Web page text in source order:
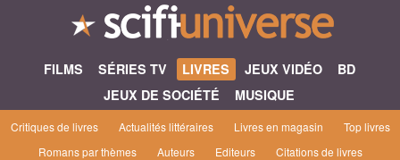
FILMS SÉRIES TV LIVRES JEUX VIDÉO
BD
JEUX DE SOCIÉTÉ
MUSIQUE
Critiques de livres Actualités littéraires Livres en magasin
Top livres
Romans par thèmes
Auteurs Editeurs
Citations de livres